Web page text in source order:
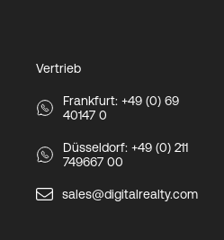
Vertrieb
Frankfurt: +49 (0) 69
40147 0
Düsseldorf: +49 (0) 211
749667 00
sales@digitalrealty.com